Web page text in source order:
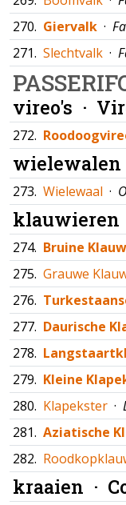
270. Giervalk ·
271. Slechtvalk ·
vireo's ·
272.
wielewalen
273. Wielewaal ·
klauwieren
274. Bruine
275. Grauwe
276.
277. Daurische
278.
279. Kleine
280. Klapekster ·
281. Aziatische
282.
kraaien ·